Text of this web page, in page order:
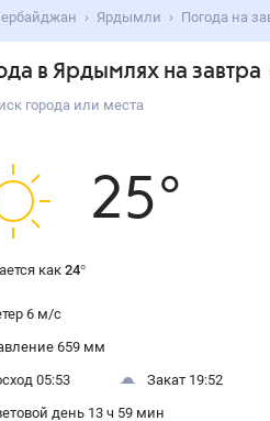
Ярдымли Погода на
в Ярдымлях на завтра
города или места
25°
как 24°
6 м/с
659 мм
05:53
Закат 19:52
день 13 ч 59 мин